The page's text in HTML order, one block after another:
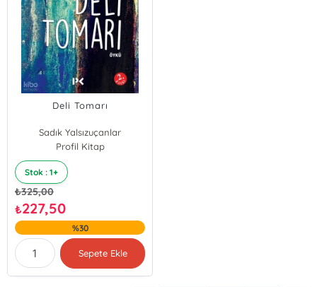
Deli Tomarı
Sadık Yalsızuçanlar
Profil Kitap
Stok : 1+
₺325,00
₺227,50
%30
Sepete Ekle